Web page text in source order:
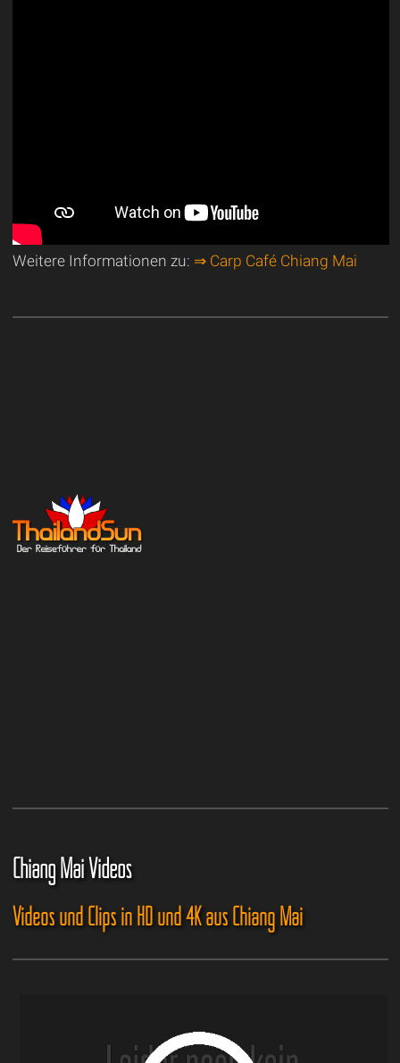
Weitere Informationen zu: ⇒ Carp Café Chiang Mai
Chiang Mai Videos
Videos und Clips in HD und 4K aus Chiang Mai